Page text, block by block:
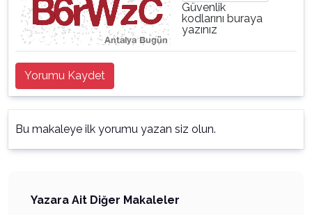
Güvenlik
kodlarını buraya
yazınız
Yorumu Kaydet
Bu makaleye ilk yorumu yazan siz olun.
Yazara Ait Diğer Makaleler